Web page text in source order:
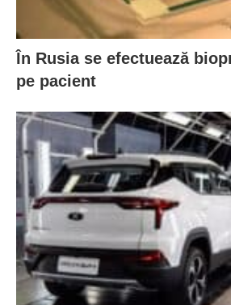
În Rusia se efectuează
pe pacient